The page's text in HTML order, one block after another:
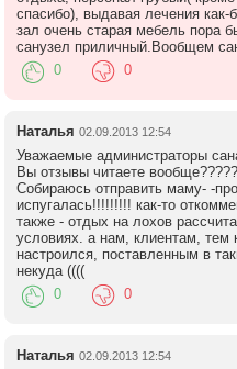
спасибо), выдавая лечения
зал очень старая мебель пора
санузел приличный.Вообщем
0 0
Наталья 02.09.2013 12:54
Уважаемые администраторы
Вы отзывы читаете
Собираюсь отправить маму- -
испугалась!!!!!!!!! как-то
также - отдых на лохов
условиях. а нам, клиентам, тем
настроился, поставленным в
некуда ((((
0 0
Наталья 02.09.2013 12:54